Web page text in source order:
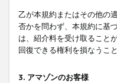
乙が本規約またはその他の
否かを問わず、本規約に基
は、紹介料を受け取ること
回復できる権利を損なうこ
3. アマゾンのお客様